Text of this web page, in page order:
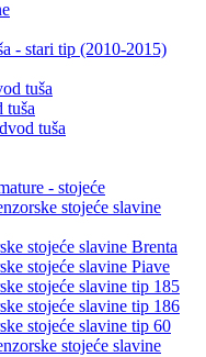
- stari tip (2010-2015)
tuša
tuša
tuša
- stojeće
stojeće slavine
stojeće slavine Brenta
stojeće slavine Piave
stojeće slavine tip 185
stojeće slavine tip 186
stojeće slavine tip 60
stojeće slavine